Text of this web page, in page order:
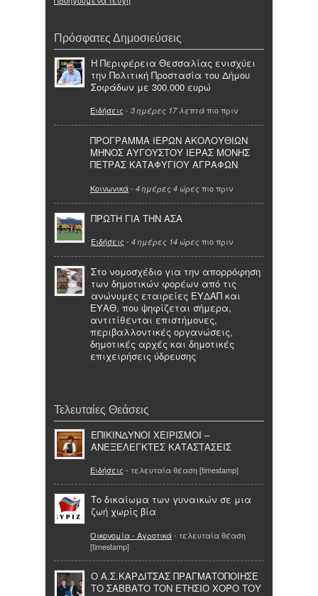
Πρόσφατες Δημοσιεύσεις
Η Περιφέρεια Θεσσαλίας ενισχύει
την Πολιτική Προστασία του Δήμου
Σοφάδων με 300.000 ευρώ
Ειδήσεις - 3 ημέρες 17 λεπτά πιο πριν
ΠΡΟΓΡΑΜΜΑ ΙΕΡΩΝ ΑΚΟΛΟΥΘΙΩΝ
ΜΗΝΟΣ ΑΥΓΟΥΣΤΟΥ ΙΕΡΑΣ ΜΟΝΗΣ
ΠΕΤΡΑΣ ΚΑΤΑΦΥΓΙΟΥ ΑΓΡΑΦΩΝ
Κοινωνικά- 4 ημέρες 4 ώρες πιο πριν
ΠΡΩΤΗ ΓΙΑ ΤΗΝ ΑΣΑ
Ειδήσεις - 4 ημέρες 14 ώρες πιο πριν
Στο νομοσχέδιο για την απορρόφηση
των δημοτικών φορέων από τις
ανώνυμες εταιρείες ΕΥΔΑΠ και
ΕΥΑΘ, που ψηφίζεται σήμερα,
αντιτίθενται επιστήμονες,
περιβαλλοντικές οργανώσεις,
δημοτικές αρχές και δημοτικές
επιχειρήσεις ύδρευσης
Τελευταίες Θεάσεις
ΕΠΙΚΙΝΔΥΝΟΙ ΧΕΙΡΙΣΜΟΙ –
ΑΝΕΞΕΛΕΓΚΤΕΣ ΚΑΤΑΣΤΑΣΕΙΣ
Ειδήσεις - τελευταία θέαση [timestamp]
Tο δικαίωμα των γυναικών σε μια
ζωή χωρίς βία
Οικονομία - Αγροτικά- τελευταία θέαση
[timestamp]
Ο Α.Σ.ΚΑΡΔΙΤΣΑΣ ΠΡΑΓΜΑΤΟΠΟΙΗΣΕ
ΤΟ ΣΑΒΒΑΤΟ ΤΟΝ ΕΤΗΣΙΟ ΧΟΡΟ ΤΟΥ